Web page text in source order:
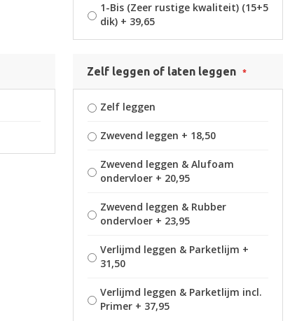
1-Bis (Zeer rustige kwaliteit) (15+5
dik) + 39,65
Zelf leggen of laten leggen
Zelf leggen
Zwevend leggen + 18,50
Zwevend leggen & Alufoam
ondervloer + 20,95
Zwevend leggen & Rubber
ondervloer + 23,95
Verlijmd leggen & Parketlijm +
31,50
Verlijmd leggen & Parketlijm incl.
Primer + 37,95